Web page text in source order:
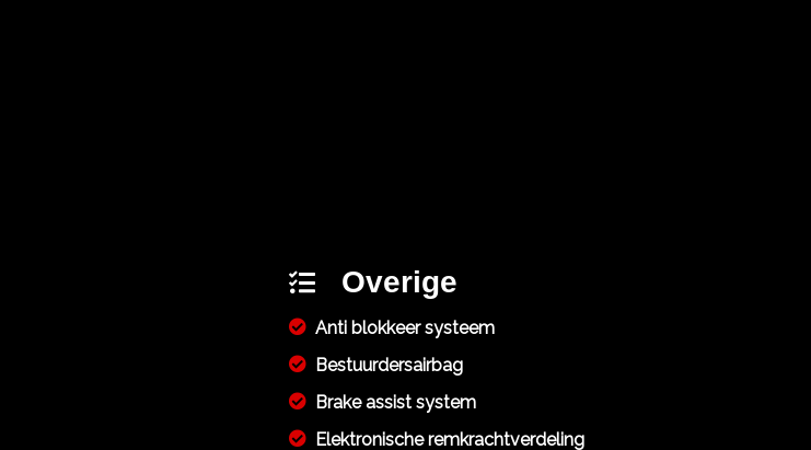
Overige
Anti blokkeer systeem
Bestuurdersairbag
Brake assist system
Elektronische remkrachtverdeling